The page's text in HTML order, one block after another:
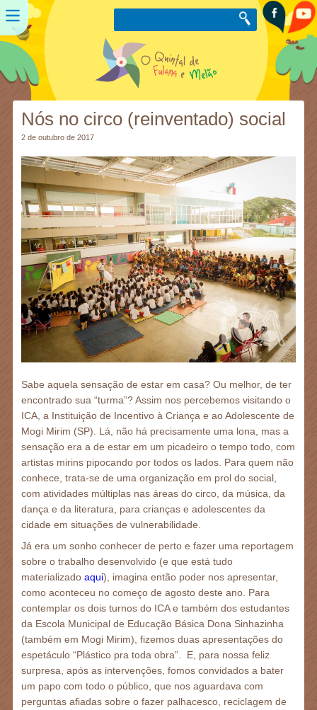
Nós no circo (reinventado) social
2 de outubro de 2017
Sabe aquela sensação de estar em casa? Ou melhor, de ter
encontrado sua “turma”? Assim nos percebemos visitando o
ICA, a Instituição de Incentivo à Criança e ao Adolescente de
Mogi Mirim (SP). Lá, não há precisamente uma lona, mas a
sensação era a de estar em um picadeiro o tempo todo, com
artistas mirins pipocando por todos os lados. Para quem não
conhece, trata-se de uma organização em prol do social,
com atividades múltiplas nas áreas do circo, da música, da
dança e da literatura, para crianças e adolescentes da
cidade em situações de vulnerabilidade.
Já era um sonho conhecer de perto e fazer uma reportagem
sobre o trabalho desenvolvido (e que está tudo
materializadoaqui), imagina então poder nos apresentar,
como aconteceu no começo de agosto deste ano. Para
contemplar os dois turnos do ICA e também dos estudantes
da Escola Municipal de Educação Básica Dona Sinhazinha
(também em Mogi Mirim), fizemos duas apresentações do
espetáculo “Plástico pra toda obra”. E, para nossa feliz
surpresa, após as intervenções, fomos convidados a bater
um papo com todo o público, que nos aguardava com
perguntas afiadas sobre o fazer palhacesco, reciclagem de